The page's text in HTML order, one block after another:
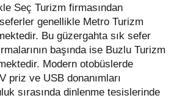
Seç Turizm firmasından
genellikle Metro Turizm
Bu güzergahta sık sefer
başında ise Buzlu Turizm
Modern otobüslerde
priz ve USB donanımları
sırasında dinlenme tesislerinde